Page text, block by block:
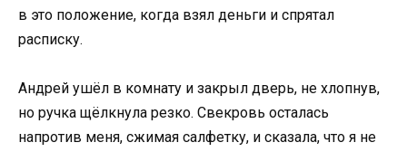
в это положение, когда взял деньги и спрятал
расписку.
Андрей ушёл в комнату и закрыл дверь, не хлопнув,
но ручка щёлкнула резко. Свекровь осталась
напротив меня, сжимая салфетку, и сказала, что я не